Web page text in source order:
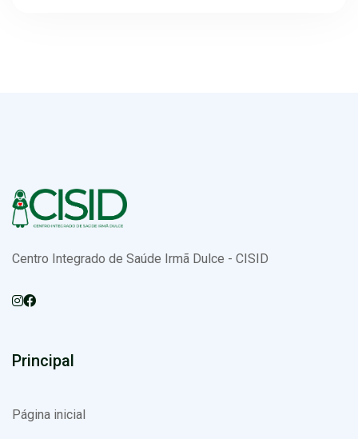
Centro Integrado de Saúde Irmã Dulce - CISID
Principal
Página inicial